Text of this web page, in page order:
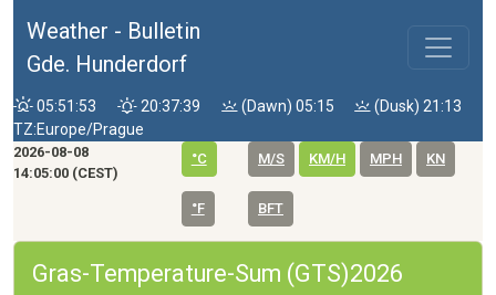
Weather - Bulletin
Gde. Hunderdorf
05:51:53 20:37:39 (Dawn) 05:15
(Dusk) 21:13
TZ:Europe/Prague
2026-08-08
14:05:00 (CEST)
°C
°F
M/S KM/H MPH KN
BFT
Gras-Temperature-Sum (GTS)2026